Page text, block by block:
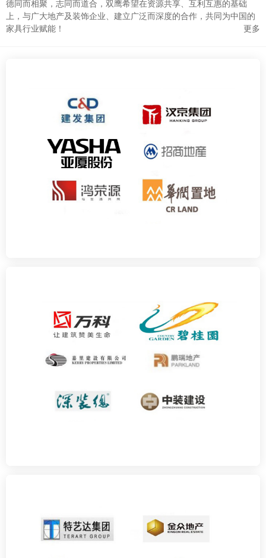
德同而相聚，志同而道合，双鹰希望在资源共享、互利互惠的基础
上，与广大地产及装饰企业、建立广泛而深度的合作，共同为中国的
家具行业赋能！
更多